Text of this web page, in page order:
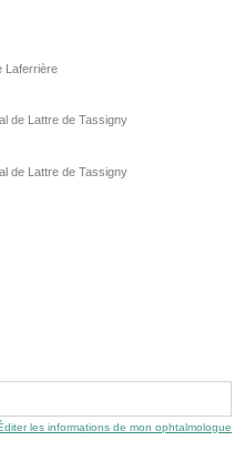
Laferrière
de Lattre de Tassigny
de Lattre de Tassigny
les informations de mon ophtalmologue